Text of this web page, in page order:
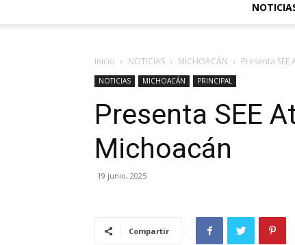
Inicio NOTICIAS MICHOACÁN Presenta
NOTICIAS MICHOACÁN PRINCIPAL
Presenta SEE
Michoacán
19 junio, 2025
Compartir